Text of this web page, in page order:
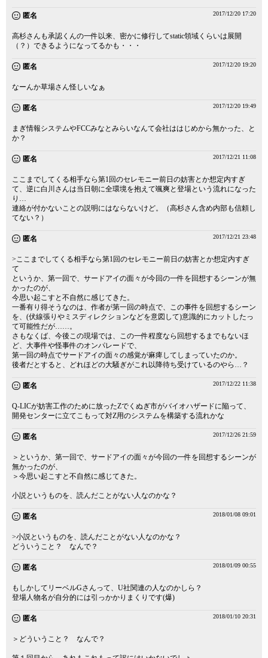
匿名 2017/12/20 17:20
高杉さんも承認くんの一件以来、密かに修行してstatic領域くらいは展開
（？）できるようになってるかも・・・
匿名 2017/12/20 19:20
なーんか草場さん怪しいなぁ
匿名 2017/12/20 19:49
まぎ情報システムやFCCみなとみらいなんて会社ははじめから無かった、と
か？
匿名 2017/12/21 11:08
ここまでしてくる相手なら第1回のセレモニー前日の妨害とか想定内すぎ
て、逆に白川さんは当日朝に全環境を抱えて颯爽と登場という流れになった
り…
連絡が付かないことの説明にはならないけど。（高杉さん含め内部も信頼し
てない？）
匿名 2017/12/21 23:48
>ここまでしてくる相手なら第1回のセレモニー前日の妨害とか想定内すぎ
て
というか、第一回で、サードアイの面々が今回の一件を回想するシーンが無
かったのが、
今思い起こすと不自然に感じてきた。
一番有り得そうなのは、作者が第一回の時点で、この事件を回想するシーン
を、(伏線張りやミスディレクションなどを意図して)意識的にカットしたっ
て可能性だが……。
さもなくば、今後この現場では、この一件程度なら回想するまでもないほ
ど、大事件や怪事件のオンパレードで、
第一回の時点でサードアイの面々の感覚が麻痺してしまっていたのか。
後者だとすると、どれほどの大騒ぎがこれ以降待ち受けているのやら…？
匿名 2017/12/22 11:38
Q-LICが妨害工作のために放ったZでくぬぎ市がバイオハザードに陥って、
開発センターに立てこもって対Z用のシステムを構築する流れかな
匿名 2017/12/26 21:59
＞というか、第一回で、サードアイの面々が今回の一件を回想するシーンが
無かったのが、
＞今思い起こすと不自然に感じてきた。
小説というものを、読んだことがない人なのかな？
匿名 2018/01/08 09:01
>小説というものを、読んだことがない人なのかな？
どういうこと？ なんで？
匿名 2018/01/09 00:55
もしかしてリーベルGさんって、U社関連の人なのかしら？
登場人物名が自分的には引っかかりまくりです(爆)
匿名 2018/01/10 20:31
＞どういうこと？ なんで？